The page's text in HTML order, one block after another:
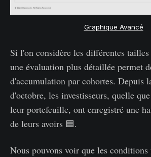
Graphique Avancé
Si l'on considère les différentes
une évaluation plus détaillée permet
d'accumulation par cohortes. Depuis
d'octobre, les investisseurs, quelle
leur portefeuille, ont enregistré une
de leurs avoirs 🟦.
Nous pouvons voir que les